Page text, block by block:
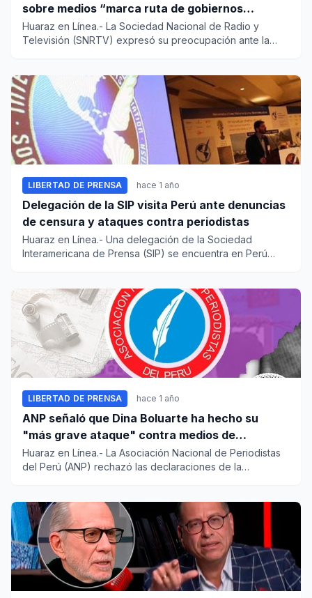
sobre medios “marca ruta de gobiernos
autoritarios”
Huaraz en Línea.- La Sociedad Nacional de Radio y
Televisión (SNRTV) expresó su preocupación ante la
LIBERTAD DE PRENSA hace 1 año
Delegación de la SIP visita Perú ante denuncias
de censura y ataques contra periodistas
Huaraz en Línea.- Una delegación de la Sociedad
Interamericana de Prensa (SIP) se encuentra en Perú
LIBERTAD DE PRENSA hace 1 año
ANP señaló que Dina Boluarte ha hecho su
"más grave ataque" contra medios de
comunicación
Huaraz en Línea.- La Asociación Nacional de Periodistas
del Perú (ANP) rechazó las declaraciones de la